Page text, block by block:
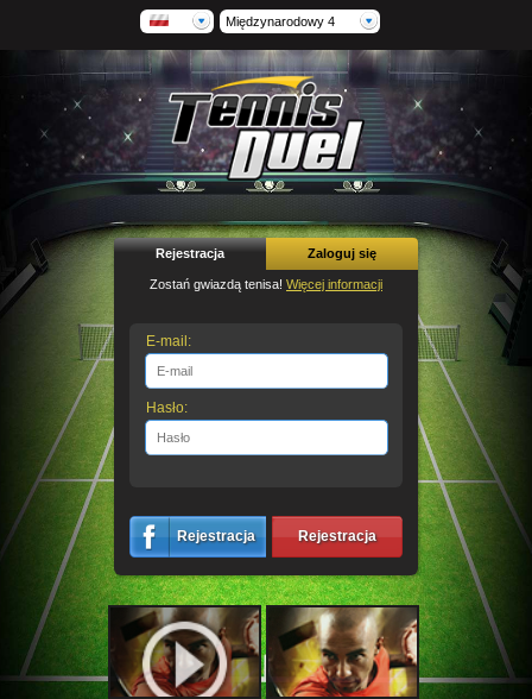
Międzynarodowy 4
Rejestracja Zaloguj się
Zostań gwiazdą tenisa! Więcej informacji
E-mail:
Hasło:
Rejestracja Rejestracja